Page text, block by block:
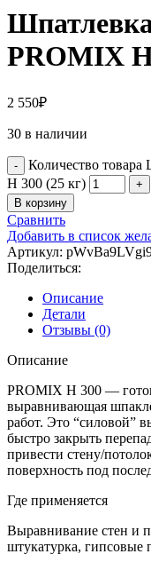
PROMIX
2 550₽
30 в наличии
Количество
H 300 (25 кг)
В корзину
Сравнить
Добавить в список
Артикул:
Поделиться:
Описание
Детали
Отзывы (0)
Описание
PROMIX H 300 —
выравнивающая
работ. Это “силовой”
быстро закрыть
привести стену/
поверхность под
Где применяется
Выравнивание стен и
штукатурка,